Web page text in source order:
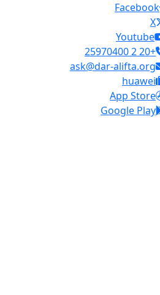
Facebook
X
Youtube
+20 2 25970400
ask@dar-alifta.org
huawei
App Store
Google Play